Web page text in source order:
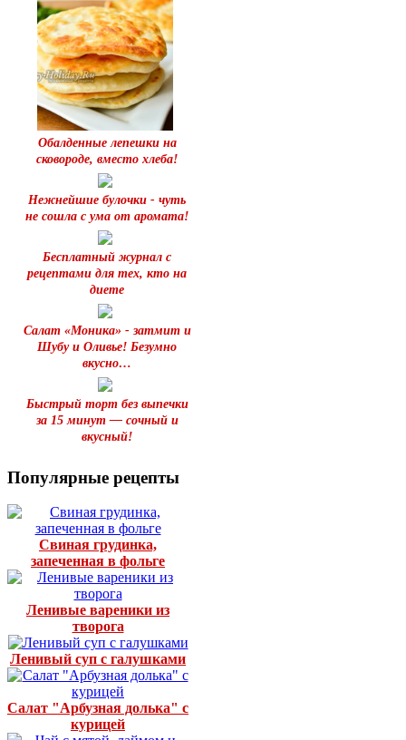
Обалденные лепешки на
сковороде, вместо хлеба!
Нежнейшие булочки - чуть
не сошла с ума от аромата!
Бесплатный журнал с
рецептами для тех, кто на
диете
Салат «Моника» - затмит и
Шубу и Оливье! Безумно
вкусно…
Быстрый торт без выпечки
за 15 минут — сочный и
вкусный!
Популярные рецепты
Свиная грудинка,
запеченная в фольге
Ленивые вареники из
творога
Ленивый суп с галушками
Салат "Арбузная долька" с
курицей